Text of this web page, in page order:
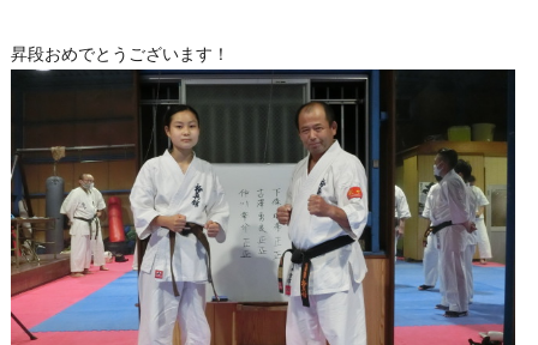
昇段おめでとうございます！